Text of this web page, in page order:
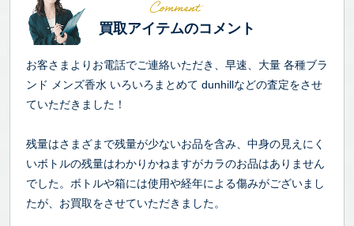
買取アイテムのコメント
お客さまよりお電話でご連絡いただき、早速、大量 各種ブラ
ンド メンズ香水 いろいろまとめて dunhillなどの査定をさせ
ていただきました！
残量はさまざまで残量が少ないお品を含み、中身の見えにく
いボトルの残量はわかりかねますがカラのお品はありません
でした。ボトルや箱には使用や経年による傷みがございまし
たが、お買取をさせていただきました。